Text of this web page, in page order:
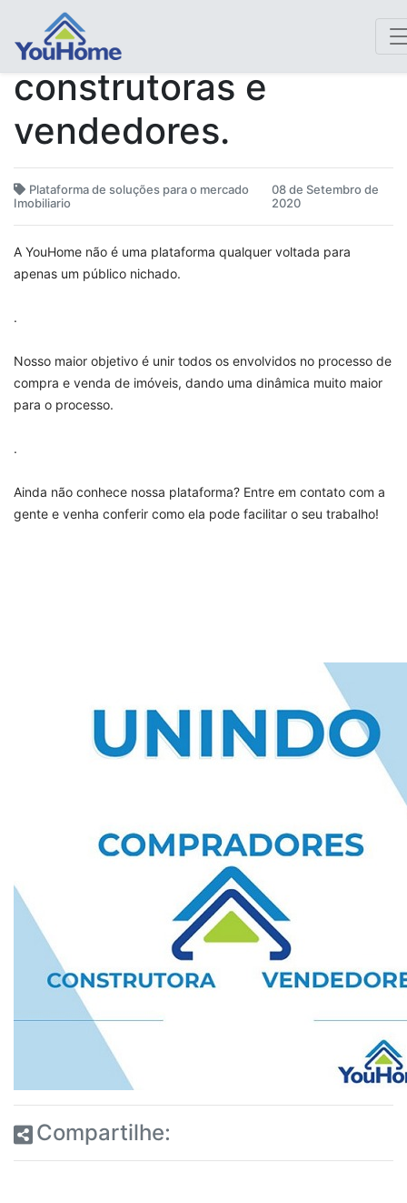
Unindo compradores,
construtoras e
vendedores.
Plataforma de soluções para o mercado
Imobiliario
08 de Setembro de
2020
A YouHome não é uma plataforma qualquer voltada para
apenas um público nichado.
.
Nosso maior objetivo é unir todos os envolvidos no processo de
compra e venda de imóveis, dando uma dinâmica muito maior
para o processo.
.
Ainda não conhece nossa plataforma? Entre em contato com a
gente e venha conferir como ela pode facilitar o seu trabalho!
Compartilhe: